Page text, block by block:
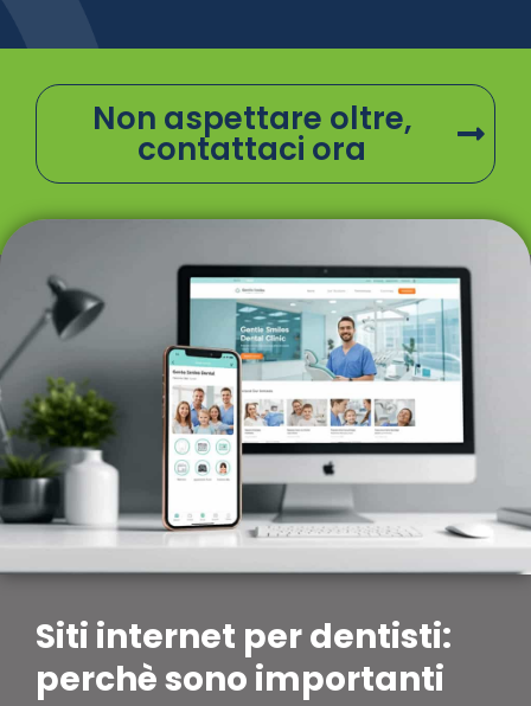
Non aspettare oltre,
contattaci ora
Siti internet per dentisti:
perchè sono importanti